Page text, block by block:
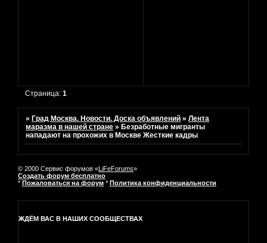
Страница:1
»Град Москва. Новости. Доска объявлений »Лента
маразма в нашей стране »Безработные мигранты
нападают на прохожих в Москве Жесткие кадры
© 2000 Сервис форумов «LiFeForums»
Создать форум бесплатно
* Пожаловаться на форум * Политика конфиденциальности
ЖДЁМ ВАС В НАШИХ СООБЩЕСТВАХ